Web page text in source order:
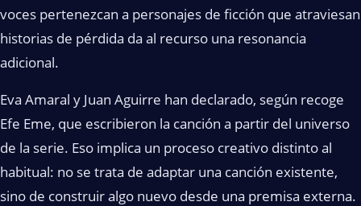
voces pertenezcan a personajes de ficción que atraviesan
historias de pérdida da al recurso una resonancia
adicional.
Eva Amaral y Juan Aguirre han declarado, según recoge
Efe Eme, que escribieron la canción a partir del universo
de la serie. Eso implica un proceso creativo distinto al
habitual: no se trata de adaptar una canción existente,
sino de construir algo nuevo desde una premisa externa.